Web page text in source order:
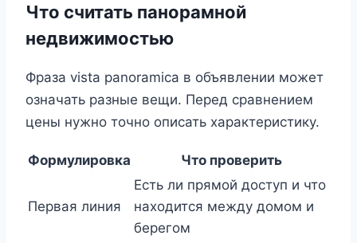
Что считать панорамной
недвижимостью
Фраза vista panoramica в объявлении может
означать разные вещи. Перед сравнением
цены нужно точно описать характеристику.
Формулировка Что проверить
Первая линия
Есть ли прямой доступ и что
находится между домом и
берегом